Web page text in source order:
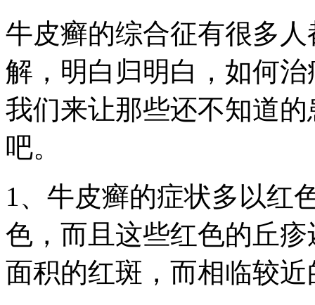
牛皮癣的综合征有很多
解，明白归明白，如何
我们来让那些还不知道
吧。
1、牛皮癣的症状多以红
色，而且这些红色的丘
面积的红斑，而相临较